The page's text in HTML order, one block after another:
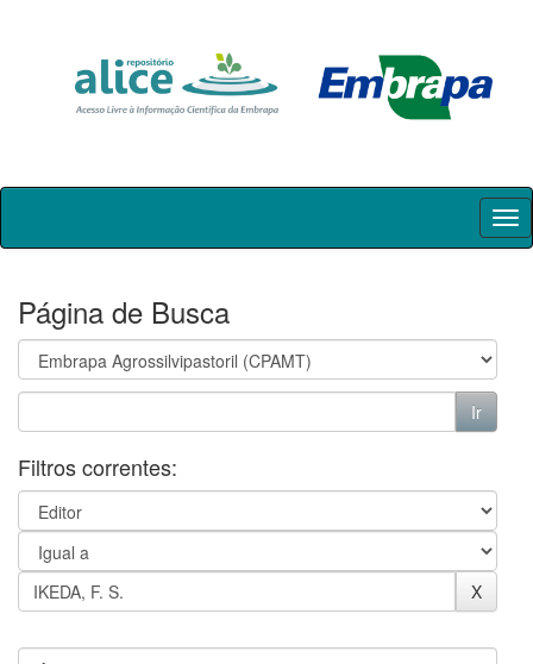
Skip
Página de Busca
Filtros correntes: